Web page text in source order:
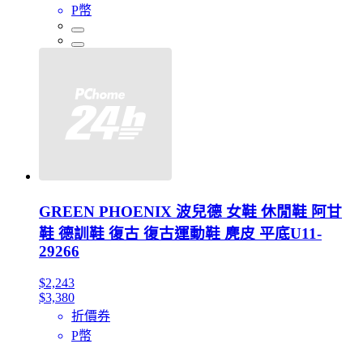
P幣
GREEN PHOENIX 波兒德 女鞋 休閒鞋 阿甘
鞋 德訓鞋 復古 復古運動鞋 麂皮 平底U11-
29266
$2,243
$3,380
折價券
P幣